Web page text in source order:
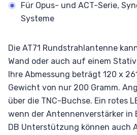
Für Opus- und ACT-Serie,
Systeme
Die AT71 Rundstrahlantenne
Wand oder auch auf einem
Ihre Abmessung beträgt 120 x
Gewicht von nur 200 Gramm.
über die TNC-Buchse. Ein rotes
wenn der Antennenverstärker in
DB Unterstützung können auch